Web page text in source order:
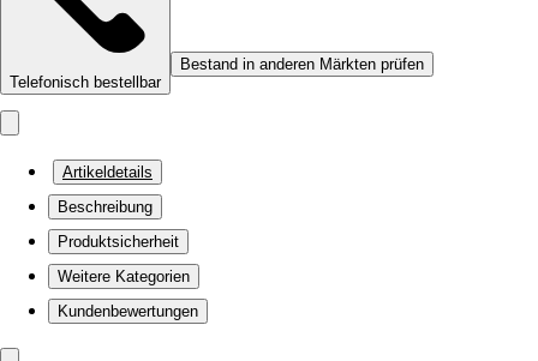
Telefonisch bestellbar
Bestand in anderen Märkten prüfen
Artikeldetails
Beschreibung
Produktsicherheit
Weitere Kategorien
Kundenbewertungen